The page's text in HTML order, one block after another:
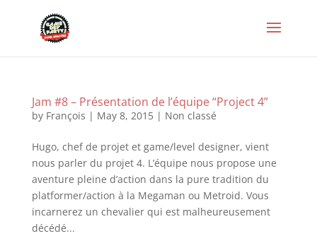
Jam #8 – Présentation de l’équipe “Project 4”
by François | May 8, 2015| Non classé
Hugo, chef de projet et game/level designer, vient
nous parler du projet 4. L’équipe nous propose une
aventure pleine d’action dans la pure tradition du
platformer/action à la Megaman ou Metroid. Vous
incarnerez un chevalier qui est malheureusement
décédé...